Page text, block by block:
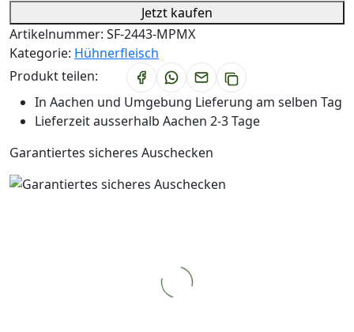
Jetzt kaufen
Artikelnummer: SF-2443-MPMX
Kategorie: Hühnerfleisch
Produkt teilen:
In Aachen und Umgebung Lieferung am selben Tag
Lieferzeit ausserhalb Aachen 2-3 Tage
Garantiertes sicheres Auschecken